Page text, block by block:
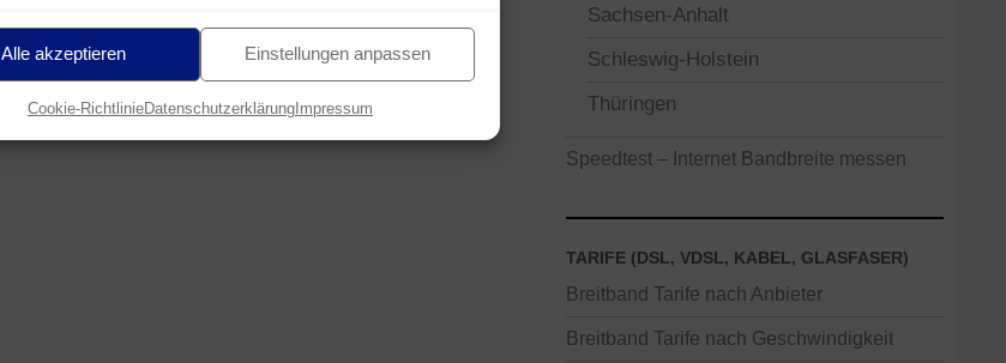
Alle akzeptieren Einstellungen anpassen
Cookie-RichtlinieDatenschutzerklärungImpressum
Sachsen-Anhalt
Schleswig-Holstein
Thüringen
Speedtest – Internet Bandbreite messen
TARIFE (DSL, VDSL, KABEL, GLASFASER)
Breitband Tarife nach Anbieter
Breitband Tarife nach Geschwindigkeit